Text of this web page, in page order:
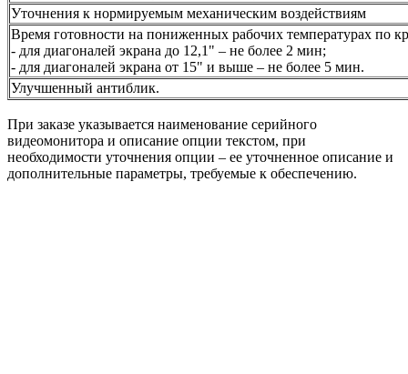
Уточнения к нормируемым механическим воздействиям
Время готовности на пониженных рабочих температурах по
- для диагоналей экрана до 12,1" – не более 2 мин;
- для диагоналей экрана от 15" и выше – не более 5 мин.
Улучшенный антиблик.
При заказе указывается наименование серийного
видеомонитора и описание опции текстом, при
необходимости уточнения опции – ее уточненное описание и
дополнительные параметры, требуемые к обеспечению.